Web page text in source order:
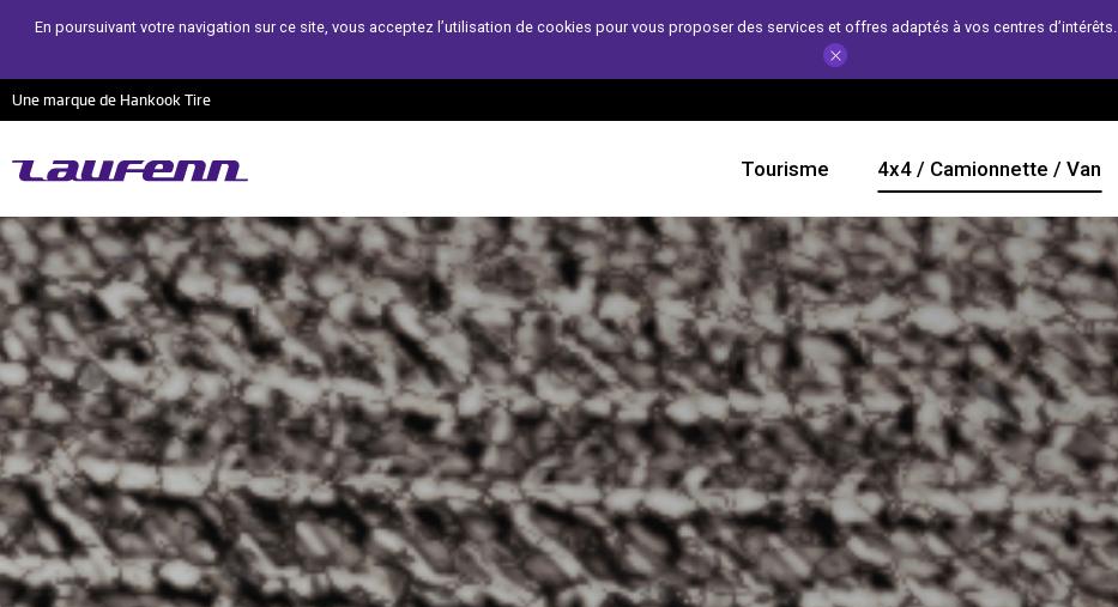
En poursuivant votre navigation sur ce site, vous acceptez l’utilisation de cookies pour vous proposer des services et offres adaptés à vos centres d’intérêts.
Une marque de Hankook Tire
Tourisme 4x4 / Camionnette / Van